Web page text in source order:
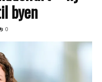
byen
0